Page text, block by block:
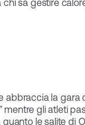
sa gestire
abbraccia la
gli atleti
le salite di